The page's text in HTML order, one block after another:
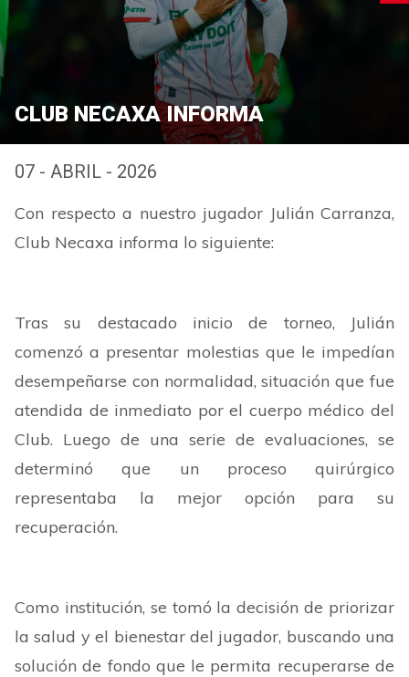
CLUB NECAXA INFORMA
07 - ABRIL - 2026
Con respecto a nuestro jugador Julián Carranza,
Club Necaxa informa lo siguiente:
Tras su destacado inicio de torneo, Julián
comenzó a presentar molestias que le impedían
desempeñarse con normalidad, situación que fue
atendida de inmediato por el cuerpo médico del
Club. Luego de una serie de evaluaciones, se
determinó que un proceso quirúrgico
representaba la mejor opción para su
recuperación.
Como institución, se tomó la decisión de priorizar
la salud y el bienestar del jugador, buscando una
solución de fondo que le permita recuperarse de